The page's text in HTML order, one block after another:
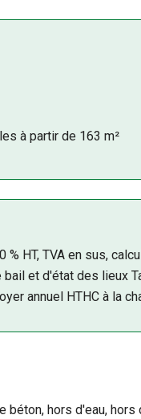
à partir de 163 m²
% HT, TVA en sus,
et d'état des lieux
annuel HTHC à la
béton, hors d'eau,